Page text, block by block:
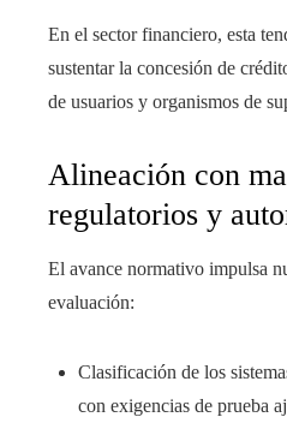
En el sector financiero, esta
sustentar la concesión de
de usuarios y organismos de
Alineación con
regulatorios y
El avance normativo impulsa
evaluación:
Clasificación de los
con exigencias de prueba